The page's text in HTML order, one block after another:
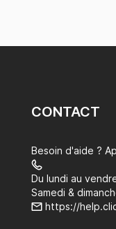
CONTACT
Besoin d'aide ?
Du lundi au
Samedi &
https://